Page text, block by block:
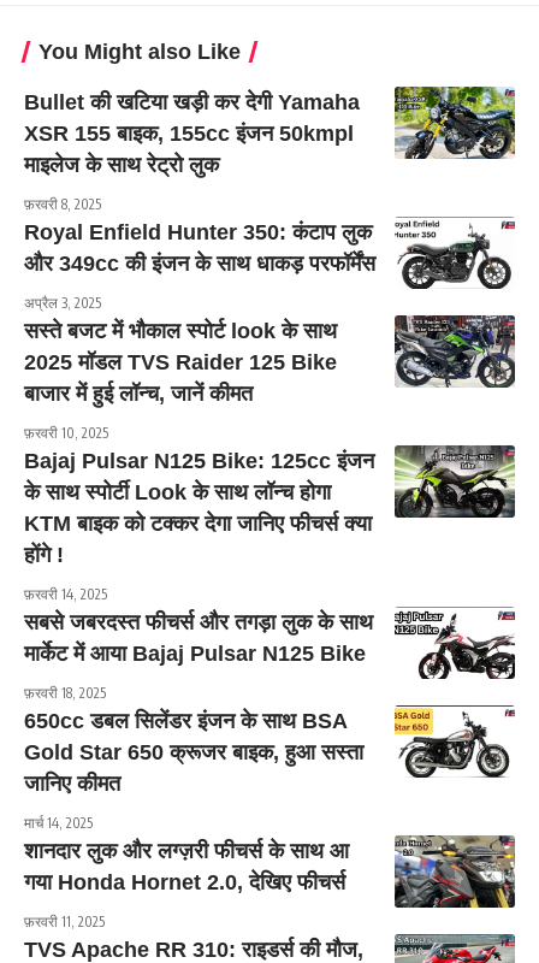
You Might also Like
Bullet की खटिया खड़ी कर देगी Yamaha
XSR 155 बाइक, 155cc इंजन 50kmpl
माइलेज के साथ रेट्रो लुक
फ़रवरी 8, 2025
Royal Enfield Hunter 350: कंटाप लुक
और 349cc की इंजन के साथ धाकड़ परफॉर्मेंस
अप्रैल 3, 2025
सस्ते बजट में भौकाल स्पोर्ट look के साथ
2025 मॉडल TVS Raider 125 Bike
बाजार में हुई लॉन्च, जानें कीमत
फ़रवरी 10, 2025
Bajaj Pulsar N125 Bike: 125cc इंजन
के साथ स्पोर्टी Look के साथ लॉन्च होगा
KTM बाइक को टक्कर देगा जानिए फीचर्स क्या
होंगे !
फ़रवरी 14, 2025
सबसे जबरदस्त फीचर्स और तगड़ा लुक के साथ
मार्केट में आया Bajaj Pulsar N125 Bike
फ़रवरी 18, 2025
650cc डबल सिलेंडर इंजन के साथ BSA
Gold Star 650 क्रूजर बाइक, हुआ सस्ता
जानिए कीमत
मार्च 14, 2025
शानदार लुक और लग्ज़री फीचर्स के साथ आ
गया Honda Hornet 2.0, देखिए फीचर्स
फ़रवरी 11, 2025
TVS Apache RR 310: राइडर्स की मौज,